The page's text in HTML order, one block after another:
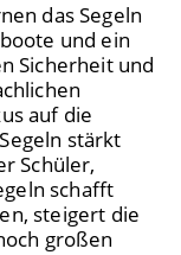
das Segeln
und ein
Sicherheit und
auf die
stärkt
Schüler,
schafft
steigert die
großen